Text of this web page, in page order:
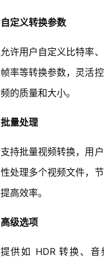
自定义转换参数
允许用户自定义比特率、
帧率等转换参数，灵活
频的质量和大小。
批量处理
支持批量视频转换，用
性处理多个视频文件，节
提高效率。
高级选项
提供如 HDR 转换、音